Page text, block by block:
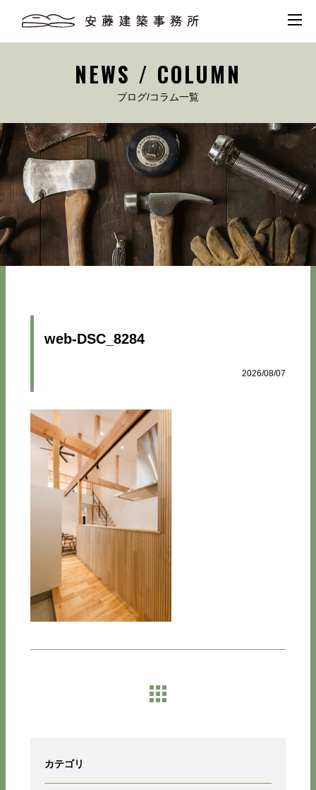
NEWS / COLUMN
ブログ/コラム一覧
カテゴリ
web-DSC_8284
2026/08/07